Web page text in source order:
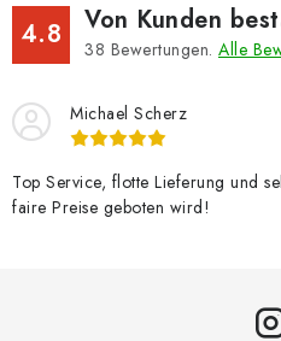
4.8 Von Kunden
38 Bewertungen. Alle
Michael Scherz
Top Service, flotte Lieferung und
faire Preise geboten wird!